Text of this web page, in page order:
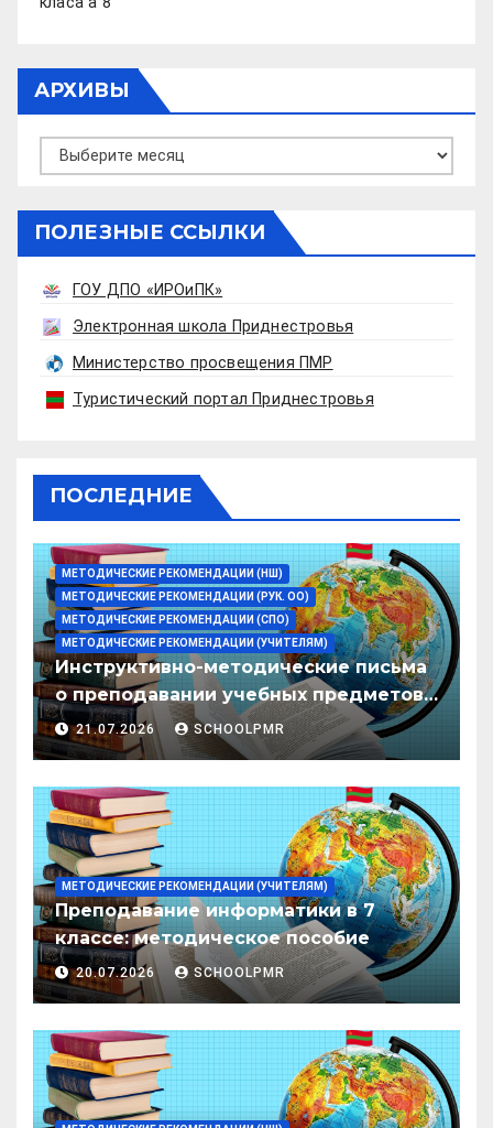
АРХИВЫ
Архивы
ПОЛЕЗНЫЕ ССЫЛКИ
ГОУ ДПО «ИРОиПК»
Электронная школа Приднестровья
Министерство просвещения ПМР
Туристический портал Приднестровья
ПОСЛЕДНИЕ
МЕТОДИЧЕСКИЕ РЕКОМЕНДАЦИИ (НШ)
МЕТОДИЧЕСКИЕ РЕКОМЕНДАЦИИ (РУК. ОО)
МЕТОДИЧЕСКИЕ РЕКОМЕНДАЦИИ (СПО)
МЕТОДИЧЕСКИЕ РЕКОМЕНДАЦИИ (УЧИТЕЛЯМ)
Инструктивно-методические письма
о преподавании учебных предметов/
дисциплин в организациях
образования ПМР на 2026/27 уч. год
21.07.2026 SCHOOLPMR
МЕТОДИЧЕСКИЕ РЕКОМЕНДАЦИИ (УЧИТЕЛЯМ)
Преподавание информатики в 7
классе: методическое пособие
20.07.2026 SCHOOLPMR